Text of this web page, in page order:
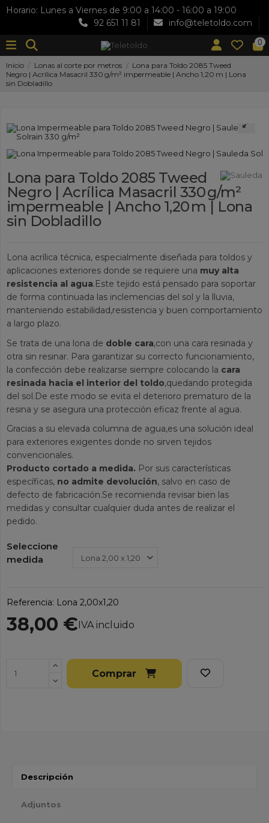
Horario: Lunes a Viernes de 9:00 a 14:00 - 16:00 a 19:00
92 651 11 81
info@teletoldo.com
0
Inicio Lonas al corte por metros
Lona para Toldo 2085 Tweed
Negro | Acrílica Masacril 330 g/m² impermeable | Ancho 1,20 m | Lona
sin Dobladillo
Lona para Toldo 2085 Tweed
Negro | Acrílica Masacril 330 g/m²
impermeable | Ancho 1,20 m | Lona
sin Dobladillo
Lona acrílica técnica, especialmente diseñada para toldos y
aplicaciones exteriores donde se requiere una muy alta
resistencia al agua.Este tejido está pensado para soportar
de forma continuada las inclemencias del sol y la lluvia,
manteniendo estabilidad,resistencia y buen comportamiento
a largo plazo.
Se trata de una lona de doble cara,con una cara resinada y
otra sin resinar. Para garantizar su correcto funcionamiento,
la confección debe realizarse siempre colocando la cara
resinada hacia el interior del toldo,quedando protegida
del sol.De este modo se evita el deterioro prematuro de la
resina y se asegura una protección eficaz frente al agua.
Gracias a su elevada columna de agua,es una solución ideal
para exteriores exigentes donde no sirven tejidos
convencionales.
Producto cortado a medida. Por sus características
específicas, no admite devolución, salvo en caso de
defecto de fabricación.Se recomienda revisar bien las
medidas y consultar cualquier duda antes de realizar el
pedido.
Seleccione
medida
Referencia: Lona 2,00x1,20
38,00 €IVA incluido
Comprar
Descripción
Adjuntos